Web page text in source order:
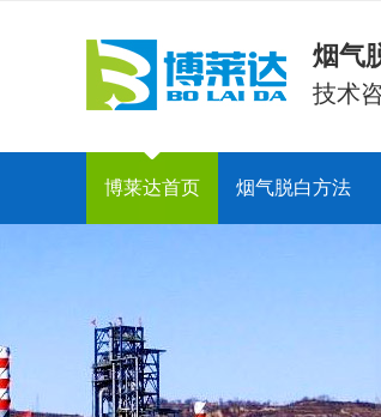
烟气
技术
博莱达首页 烟气脱白方法